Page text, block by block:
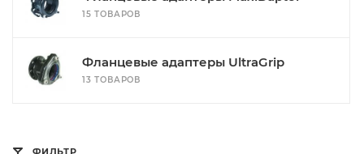
15 ТОВАРОВ
Фланцевые адаптеры UltraGrip
13 ТОВАРОВ
ФИЛЬТР